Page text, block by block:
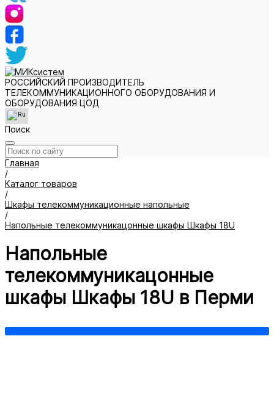
РОССИЙСКИЙ ПРОИЗВОДИТЕЛЬ
ТЕЛЕКОММУНИКАЦИОННОГО ОБОРУДОВАНИЯ И
ОБОРУДОВАНИЯ ЦОД
Поиск
Главная
/
Каталог товаров
/
Шкафы телекоммуникационные напольные
/
Напольные телекоммуникацонные шкафы Шкафы 18U
Напольные
телекоммуникацонные
шкафы Шкафы 18U в Перми